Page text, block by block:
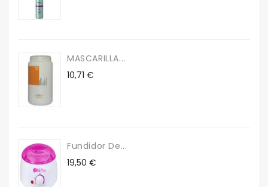
MASCARILLA...
Precio
10,71 €
Fundidor De...
Precio
19,50 €